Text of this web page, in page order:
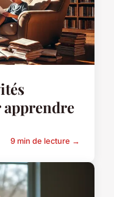
9 min de lecture →